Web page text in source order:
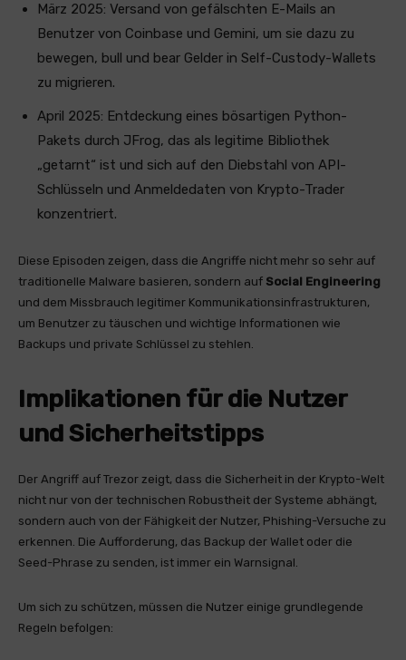
März 2025: Versand von gefälschten E-Mails an
Benutzer von Coinbase und Gemini, um sie dazu zu
bewegen, bull und bear Gelder in Self-Custody-Wallets
zu migrieren.
April 2025: Entdeckung eines bösartigen Python-
Pakets durch JFrog, das als legitime Bibliothek
„getarnt“ ist und sich auf den Diebstahl von API-
Schlüsseln und Anmeldedaten von Krypto-Trader
konzentriert.
Diese Episoden zeigen, dass die Angriffe nicht mehr so sehr auf
traditionelle Malware basieren, sondern auf Social Engineering
und dem Missbrauch legitimer Kommunikationsinfrastrukturen,
um Benutzer zu täuschen und wichtige Informationen wie
Backups und private Schlüssel zu stehlen.
Implikationen für die Nutzer
und Sicherheitstipps
Der Angriff auf Trezor zeigt, dass die Sicherheit in der Krypto-Welt
nicht nur von der technischen Robustheit der Systeme abhängt,
sondern auch von der Fähigkeit der Nutzer, Phishing-Versuche zu
erkennen. Die Aufforderung, das Backup der Wallet oder die
Seed-Phrase zu senden, ist immer ein Warnsignal.
Um sich zu schützen, müssen die Nutzer einige grundlegende
Regeln befolgen: